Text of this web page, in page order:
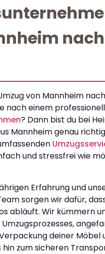
nach
von Mannheim
nach einem
? Dann bist du bei
Mannheim genau
und stressfrei wie
Erfahrung und
sorgen wir dafür,
abläuft. Wir kümmern
deiner Möbel
hin zum sicheren